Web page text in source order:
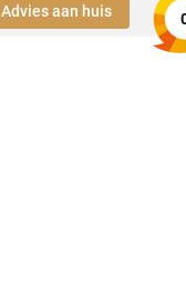
Advies aan huis